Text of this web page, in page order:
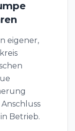
eigener,
Betrieb.